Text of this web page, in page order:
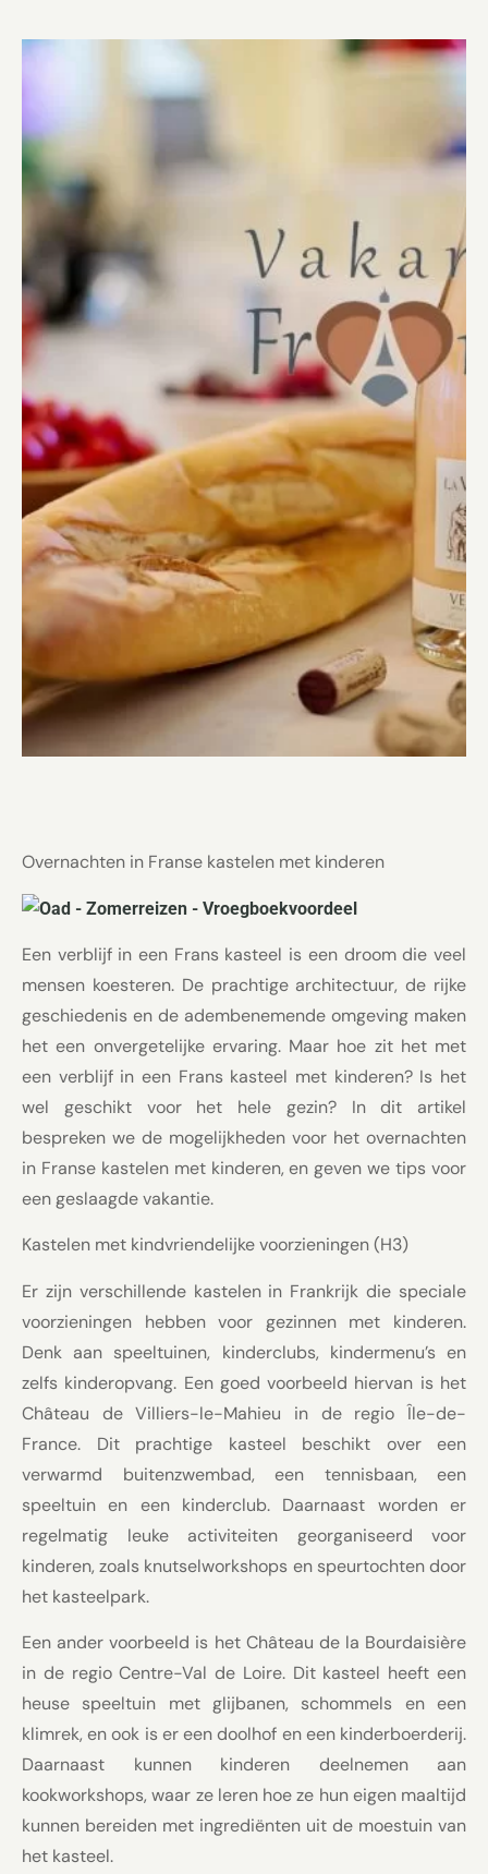
Overnachten in Franse kastelen met kinderen
Een verblijf in een Frans kasteel is een droom die veel
mensen koesteren. De prachtige architectuur, de rijke
geschiedenis en de adembenemende omgeving maken
het een onvergetelijke ervaring. Maar hoe zit het met
een verblijf in een Frans kasteel met kinderen? Is het
wel geschikt voor het hele gezin? In dit artikel
bespreken we de mogelijkheden voor het overnachten
in Franse kastelen met kinderen, en geven we tips voor
een geslaagde vakantie.
Kastelen met kindvriendelijke voorzieningen (H3)
Er zijn verschillende kastelen in Frankrijk die speciale
voorzieningen hebben voor gezinnen met kinderen.
Denk aan speeltuinen, kinderclubs, kindermenu’s en
zelfs kinderopvang. Een goed voorbeeld hiervan is het
Château de Villiers-le-Mahieu in de regio Île-de-
France. Dit prachtige kasteel beschikt over een
verwarmd buitenzwembad, een tennisbaan, een
speeltuin en een kinderclub. Daarnaast worden er
regelmatig leuke activiteiten georganiseerd voor
kinderen, zoals knutselworkshops en speurtochten door
het kasteelpark.
Een ander voorbeeld is het Château de la Bourdaisière
in de regio Centre-Val de Loire. Dit kasteel heeft een
heuse speeltuin met glijbanen, schommels en een
klimrek, en ook is er een doolhof en een kinderboerderij.
Daarnaast kunnen kinderen deelnemen aan
kookworkshops, waar ze leren hoe ze hun eigen maaltijd
kunnen bereiden met ingrediënten uit de moestuin van
het kasteel.